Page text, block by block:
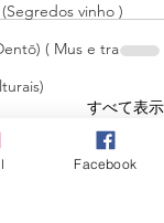
vinho )
( Mus e tra
(Software
すべて表示
Facebook